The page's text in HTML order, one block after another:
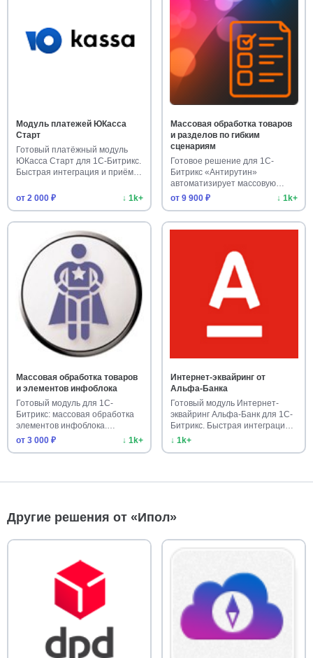
Модуль платежей ЮКасса
Старт
Готовый платёжный модуль
ЮКасса Старт для 1С-Битрикс.
Быстрая интеграция и приём…
от 2 000 ₽ ↓ 1k+
Массовая обработка товаров
и разделов по гибким
сценариям
Готовое решение для 1С-
Битрикс «Антирутин»
автоматизирует массовую
обработку тов…
от 9 900 ₽ ↓ 1k+
Массовая обработка товаров
и элементов инфоблока
Готовый модуль для 1С-
Битрикс: массовая обработка
элементов инфоблока.
Ускорьте …
от 3 000 ₽ ↓ 1k+
Интернет-эквайринг от
Альфа-Банка
Готовый модуль Интернет-
эквайринг Альфа-Банк для 1С-
Битрикс. Быстрая интеграция
…
↓ 1k+
Другие решения от «Ипол»